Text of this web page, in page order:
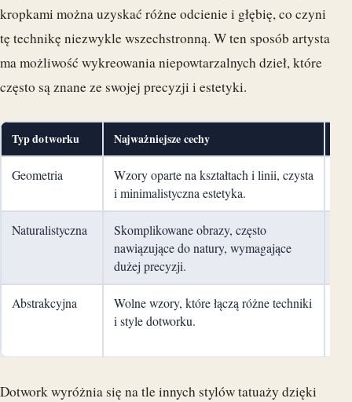
kropkami można uzyskać różne odcienie i głębię, co czyni
tę technikę niezwykle wszechstronną. W ten sposób artysta
ma możliwość wykreowania niepowtarzalnych dzieł, które
często są znane ze swojej precyzji i estetyki.
Typ dotworku Najważniejsze cechy
Geometria
Wzory oparte na kształtach i linii, czysta
i minimalistyczna estetyka.
Naturalistyczna
Skomplikowane obrazy, często
nawiązujące do natury, wymagające
dużej precyzji.
Abstrakcyjna
Wolne wzory, które łączą różne techniki
i style dotworku.
Dotwork wyróżnia się na tle innych stylów tatuaży dzięki